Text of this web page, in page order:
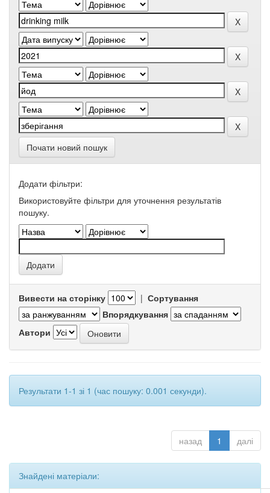
Почати новий пошук
Додати фільтри:
Використовуйте фільтри для уточнення результатів
пошуку.
Вивести на сторінку | Сортування
Впорядкування
Автори
Результати 1-1 зі 1 (час пошуку: 0.001 секунди).
назад 1 далі
Знайдені матеріали: